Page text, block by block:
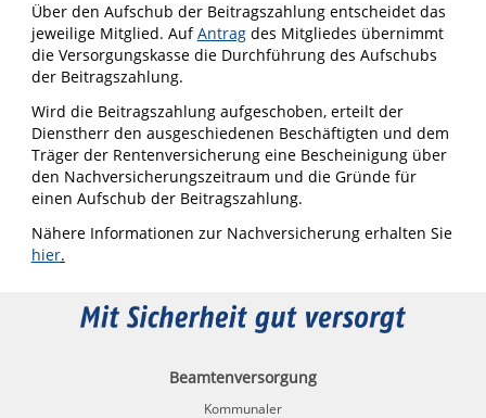
Über den Aufschub der Beitragszahlung entscheidet das
jeweilige Mitglied. AufAntragdes Mitgliedes übernimmt
die Versorgungskasse die Durchführung des Aufschubs
der Beitragszahlung.
Wird die Beitragszahlung aufgeschoben, erteilt der
Dienstherr den ausgeschiedenen Beschäftigten und dem
Träger der Rentenversicherung eine Bescheinigung über
den Nachversicherungszeitraum und die Gründe für
einen Aufschub der Beitragszahlung.
Nähere Informationen zur Nachversicherung erhalten Sie
hier.
Beamtenversorgung
Kommunaler